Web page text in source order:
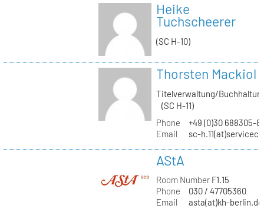
Heike
Tuchscheerer
(SC H-10)
Thorsten Mackiol
Titelverwaltung/
(SC H-11)
Phone
+49 (0)30 688305-
Email
sc-
AStA
Room NumberF1.15
Phone
030 / 47705360
Email
asta(at)kh-berlin.de